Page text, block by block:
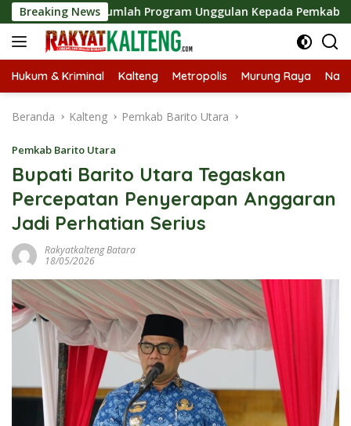
Langsung
ke
konten
Breaking News
Sejumlah Program Unggulan Kepada Pemkab Barut
Hukum & Kriminal Kalteng Metropolis Murung Raya
Beranda Kalteng Pemkab Barito Utara
Pemkab Barito Utara
Bupati Barito Utara Tegaskan
Percepatan Penyerapan Anggaran
Jadi Perhatian Serius
Rakyatkalteng Batara
18/05/2026